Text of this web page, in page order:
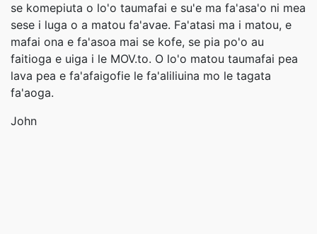
se komepiuta o lo'o taumafai e su'e ma fa'asa'o ni mea
sese i luga o a matou fa'avae. Fa'atasi ma i matou, e
mafai ona e fa'asoa mai se kofe, se pia po'o au
faitioga e uiga i le MOV.to. O lo'o matou taumafai pea
lava pea e fa'afaigofie le fa'aliliuina mo le tagata
fa'aoga.
John